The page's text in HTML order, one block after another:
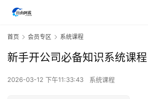
首页 会员专区 系统课程
新手开公司必备知识系统课程
2026-03-12 下午11:33:43 系统课程